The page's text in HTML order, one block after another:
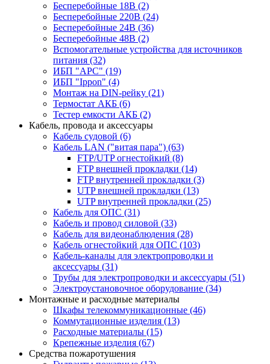
Бесперебойные 18В (2)
Бесперебойные 220В (24)
Бесперебойные 24В (36)
Бесперебойные 48В (2)
Вспомогательные устройства для источников
питания (32)
ИБП "APC" (19)
ИБП "Ippon" (4)
Монтаж на DIN-рейку (21)
Термостат АКБ (6)
Тестер емкости АКБ (2)
Кабель, провода и аксессуары
Кабель судовой (6)
Кабель LAN ("витая пара") (63)
FTP/UTP огнестойкий (8)
FTP внешней прокладки (14)
FTP внутренней прокладки (3)
UTP внешней прокладки (13)
UTP внутренней прокладки (25)
Кабель для ОПС (31)
Кабель и провод силовой (33)
Кабель для видеонаблюдения (28)
Кабель огнестойкий для ОПС (103)
Кабель-каналы для электропроводки и
аксессуары (31)
Трубы для электропроводки и аксессуары (51)
Электроустановочное оборудование (34)
Монтажные и расходные материалы
Шкафы телекоммуникационные (46)
Коммутационные изделия (13)
Расходные материалы (15)
Крепежные изделия (67)
Средства пожаротушения